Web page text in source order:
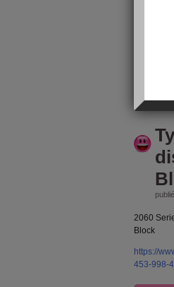
2060
https://
2060
Block
https://
453-998-